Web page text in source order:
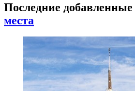
Последние добавленные
места